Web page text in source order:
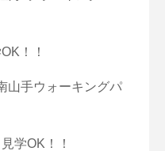
！！
手ウォーキングパ
学OK！！